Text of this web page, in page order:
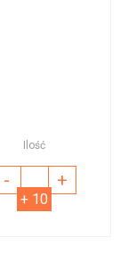
Ilość
- +
+ 10